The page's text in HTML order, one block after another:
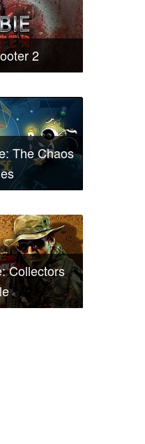
2
The Chaos
Collectors